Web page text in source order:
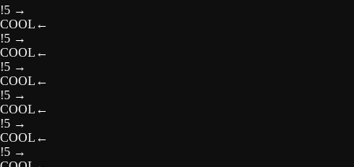
!5 →
COOL ←
!5 →
COOL ←
!5 →
COOL ←
!5 →
COOL ←
!5 →
COOL ←
!5 →